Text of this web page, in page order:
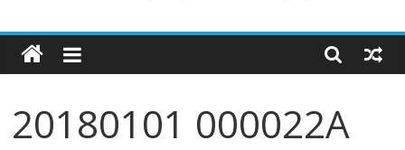
20180101 000022A